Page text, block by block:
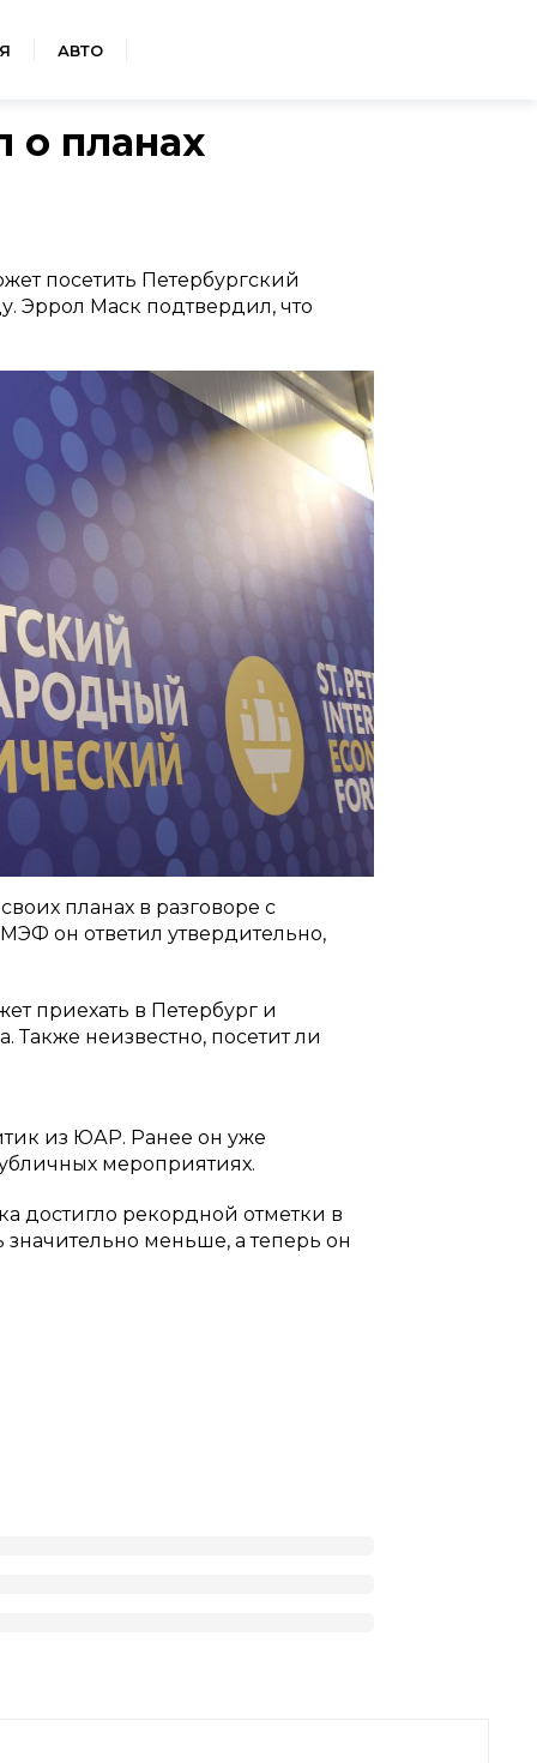
АВТО
о планах
посетить Петербургский
Эррол Маск подтвердил, что
планах в разговоре с
он ответил утвердительно,
приехать в Петербург и
неизвестно, посетит ли
из ЮАР. Ранее он уже
мероприятиях.
достигло рекордной отметки в
меньше, а теперь он